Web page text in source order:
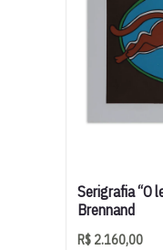
Serigrafia “O
Brennand
R$ 2.160,00